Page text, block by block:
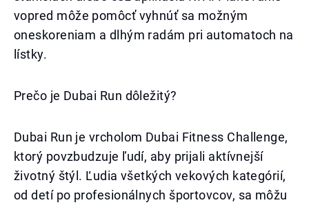
vopred môže pomôcť vyhnúť sa možným
oneskoreniam a dlhým radám pri automatoch na
lístky.
Prečo je Dubai Run dôležitý?
Dubai Run je vrcholom Dubai Fitness Challenge,
ktorý povzbudzuje ľudí, aby prijali aktívnejší
životný štýl. Ľudia všetkých vekových kategórií,
od detí po profesionálnych športovcov, sa môžu